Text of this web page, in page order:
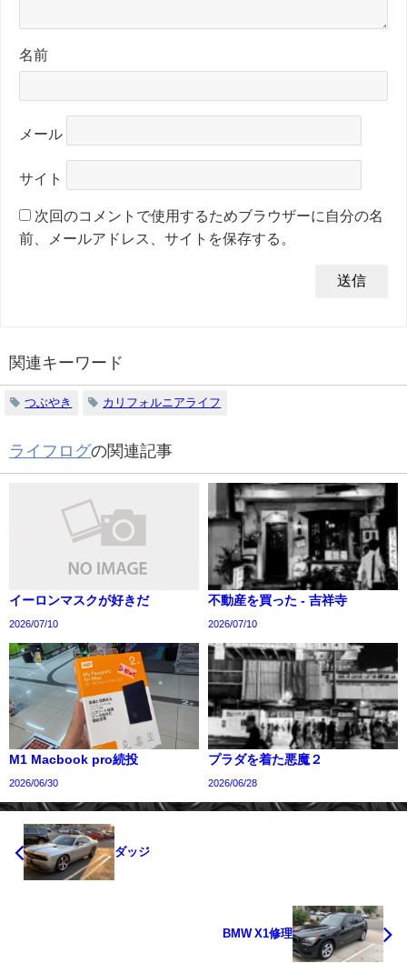
名前
メール
サイト
次回のコメントで使用するためブラウザーに自分の名
前、メールアドレス、サイトを保存する。
関連キーワード
つぶやき カリフォルニアライフ
ライフログの関連記事
イーロンマスクが好きだ
2026/07/10
不動産を買った - 吉祥寺
2026/07/10
M1 Macbook pro続投
2026/06/30
プラダを着た悪魔２
2026/06/28
ダッジ
BMW X1修理